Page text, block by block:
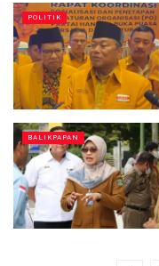
POLITIK
BALIKPAPAN